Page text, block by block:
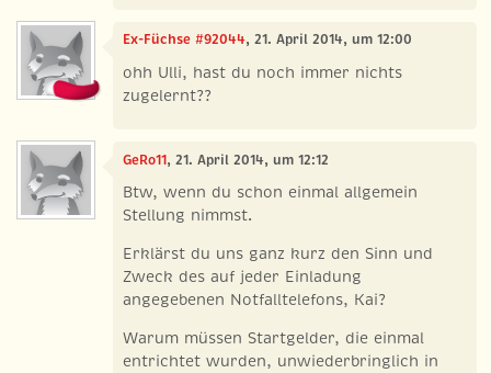
Ex-Füchse #92044, 21. April 2014, um 12:00
ohh Ulli, hast du noch immer nichts
zugelernt??
GeRo11, 21. April 2014, um 12:12
Btw, wenn du schon einmal allgemein
Stellung nimmst.
Erklärst du uns ganz kurz den Sinn und
Zweck des auf jeder Einladung
angegebenen Notfalltelefons, Kai?
Warum müssen Startgelder, die einmal
entrichtet wurden, unwiederbringlich in